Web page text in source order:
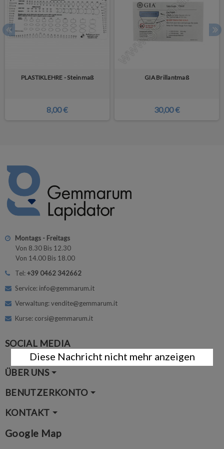
PLASTIKLEHRE - Steinmaß
8,00 €
GIA Brillantmaß
30,00 €
Montags - Freitags
Von 8.30 Bis 12.30
Von 14.00 Bis 18.00
Tel:+39 0462 342662
Service: info@gemmarum.it
Verwaltung: vendite@gemmarum.it
Kurse: corsi@gemmarum.it
SOCIAL MEDIA
ÜBER UNS
BENUTZERKONTO
KONTAKT
Google Map
Diese Nachricht nicht mehr anzeigen